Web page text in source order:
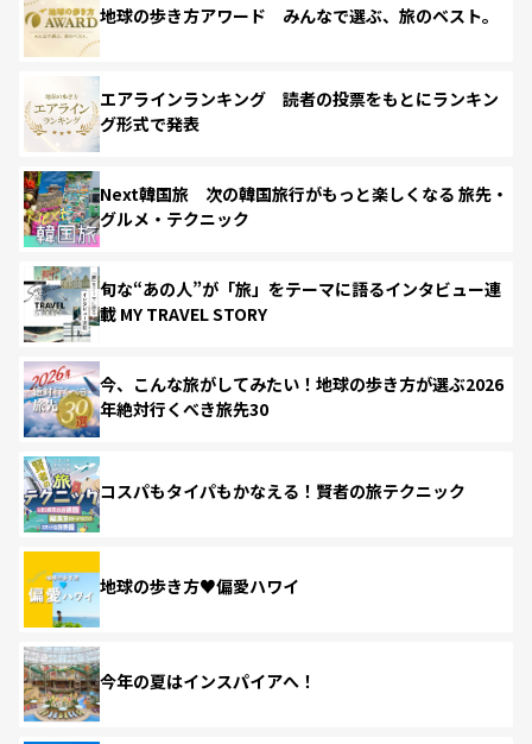
地球の歩き方アワード みんなで選ぶ、旅のベスト。
エアラインランキング 読者の投票をもとにランキン
グ形式で発表
Next韓国旅 次の韓国旅行がもっと楽しくなる 旅先・
グルメ・テクニック
旬な“あの人”が「旅」をテーマに語るインタビュー連
載 MY TRAVEL STORY
今、こんな旅がしてみたい！地球の歩き方が選ぶ2026
年絶対行くべき旅先30
コスパもタイパもかなえる！賢者の旅テクニック
地球の歩き方♥偏愛ハワイ
今年の夏はインスパイアへ！